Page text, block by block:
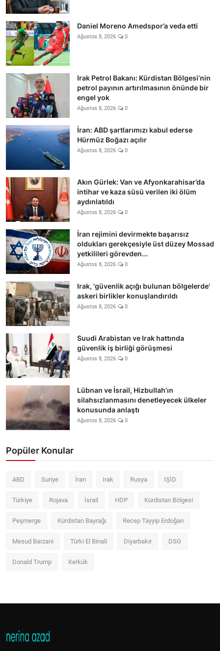
Daniel Moreno Amedspor’a veda etti
Ağustos 8, 2026 0
Irak Petrol Bakanı: Kürdistan Bölgesi’nin
petrol payının artırılmasının önünde bir
engel yok
Ağustos 8, 2026 0
İran: ABD şartlarımızı kabul ederse
Hürmüz Boğazı açılır
Ağustos 8, 2026 0
Akın Gürlek: Van ve Afyonkarahisar’da
intihar ve kaza süsü verilen iki ölüm
aydınlatıldı
Ağustos 8, 2026 0
İran rejimini devirmekte başarısız
oldukları gerekçesiyle üst düzey Mossad
yetkilileri görevden...
Ağustos 8, 2026 0
Irak, 'güvenlik açığı bulunan bölgelerde'
askeri birlikler konuşlandırıldı
Ağustos 8, 2026 0
Suudi Arabistan ve Irak hattında
güvenlik iş birliği görüşmesi
Ağustos 8, 2026 0
Lübnan ve İsrail, Hizbullah’ın
silahsızlanmasını denetleyecek ülkeler
konusunda anlaştı
Ağustos 8, 2026 0
Popüler Konular
ABD Suriye İran Irak Rusya IŞİD
Türkiye Rojava İsrail HDP Kürdistan Bölgesi
Peşmerge Kürdistan Bayrağı Recep Tayyip Erdoğan
Mesud Barzani Türki El Binali Diyarbakır DSG
Donald Trump Kerkük